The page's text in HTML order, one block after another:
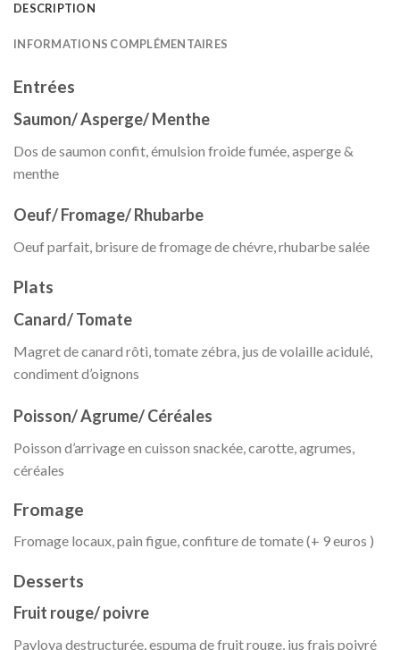
DESCRIPTION
INFORMATIONS COMPLÉMENTAIRES
Entrées
Saumon/ Asperge/ Menthe
Dos de saumon confit, émulsion froide fumée, asperge &
menthe
Oeuf/ Fromage/ Rhubarbe
Oeuf parfait, brisure de fromage de chévre, rhubarbe salée
Plats
Canard/ Tomate
Magret de canard rôti, tomate zébra, jus de volaille acidulé,
condiment d’oignons
Poisson/ Agrume/ Céréales
Poisson d’arrivage en cuisson snackée, carotte, agrumes,
céréales
Fromage
Fromage locaux, pain figue, confiture de tomate (+ 9 euros )
Desserts
Fruit rouge/ poivre
Pavlova destructurée, espuma de fruit rouge, jus frais poivré